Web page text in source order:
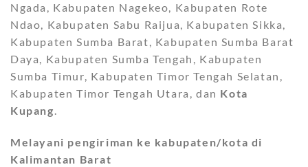
Ngada, Kabupaten Nagekeo, Kabupaten Rote
Ndao, Kabupaten Sabu Raijua, Kabupaten Sikka,
Kabupaten Sumba Barat, Kabupaten Sumba Barat
Daya, Kabupaten Sumba Tengah, Kabupaten
Sumba Timur, Kabupaten Timor Tengah Selatan,
Kabupaten Timor Tengah Utara, dan Kota
Kupang.
Melayani pengiriman ke kabupaten/kota di
Kalimantan Barat